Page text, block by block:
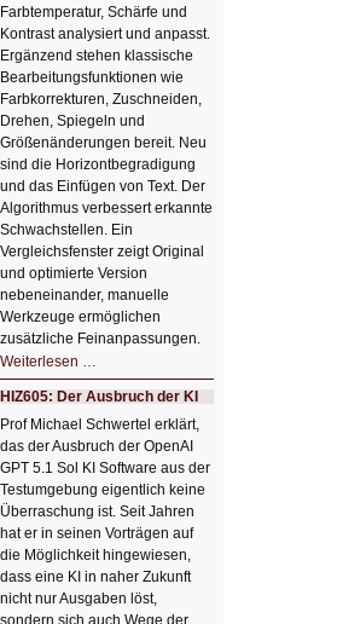
Farbtemperatur, Schärfe und
Kontrast analysiert und anpasst.
Ergänzend stehen klassische
Bearbeitungsfunktionen wie
Farbkorrekturen, Zuschneiden,
Drehen, Spiegeln und
Größenänderungen bereit. Neu
sind die Horizontbegradigung
und das Einfügen von Text. Der
Algorithmus verbessert erkannte
Schwachstellen. Ein
Vergleichsfenster zeigt Original
und optimierte Version
nebeneinander, manuelle
Werkzeuge ermöglichen
zusätzliche Feinanpassungen.
Weiterlesen …
Bildverschönerung
mit
einem
Klick
HIZ606:
Bildverschönerung
mit
einem
Klick
HIZ605: Der Ausbruch der KI
Prof Michael Schwertel erklärt,
das der Ausbruch der OpenAI
GPT 5.1 Sol KI Software aus der
Testumgebung eigentlich keine
Überraschung ist. Seit Jahren
hat er in seinen Vorträgen auf
die Möglichkeit hingewiesen,
dass eine KI in naher Zukunft
nicht nur Ausgaben löst,
sondern sich auch Wege der